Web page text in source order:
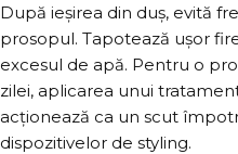
După ieșirea din duș, evită
prosopul. Tapotează ușor
excesul de apă. Pentru o
zilei, aplicarea unui
acționează ca un scut
dispozitivelor de styling.